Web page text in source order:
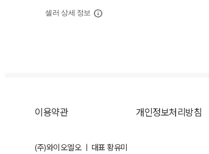
셀러 상세 정보
이용약관 개인정보처리방침
(주)와이오엘오 ㅣ 대표 황유미